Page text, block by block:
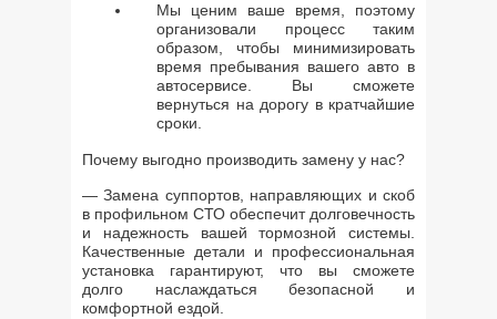
Мы ценим ваше время, поэтому
организовали процесс таким
образом, чтобы минимизировать
время пребывания вашего авто в
автосервисе. Вы сможете
вернуться на дорогу в кратчайшие
сроки.
Почему выгодно производить замену у нас?
— Замена суппортов, направляющих и скоб
в профильном СТО обеспечит долговечность
и надежность вашей тормозной системы.
Качественные детали и профессиональная
установка гарантируют, что вы сможете
долго наслаждаться безопасной и
комфортной ездой.